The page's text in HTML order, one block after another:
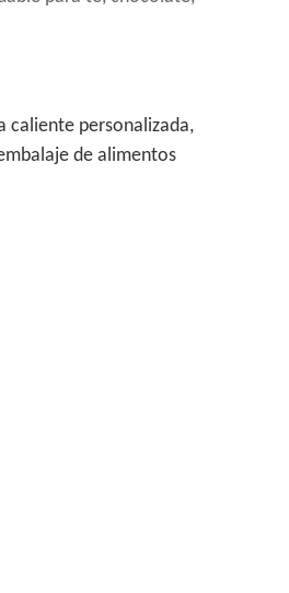
caliente personalizada,
de alimentos